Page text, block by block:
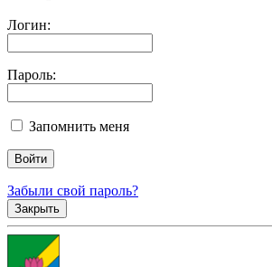
Логин:
Пароль:
Запомнить меня
Забыли свой пароль?
Закрыть